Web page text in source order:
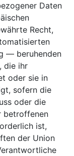
Daten
Recht,
— beruhenden
die ihr
oder sie in
sofern die
oder die
betroffenen
ist,
der Union